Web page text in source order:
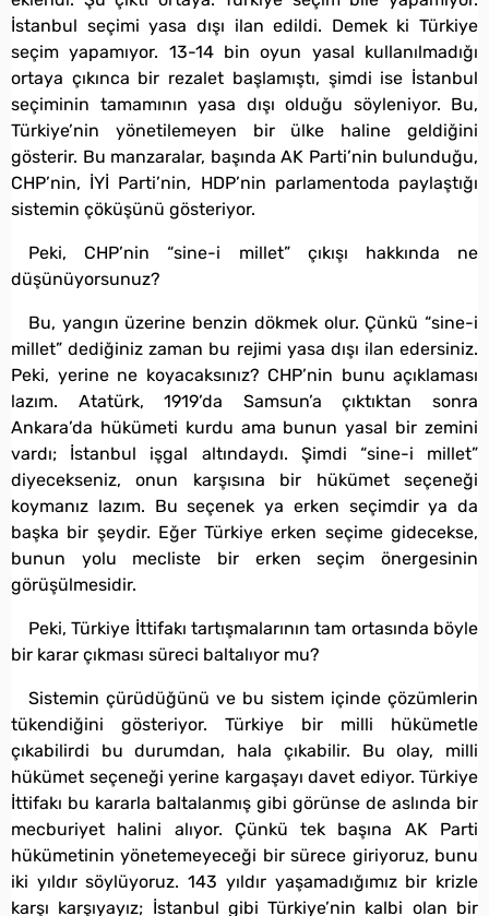
İstanbul seçimi yasa dışı ilan edildi. Demek ki Türkiye
seçim yapamıyor. 13-14 bin oyun yasal kullanılmadığı
ortaya çıkınca bir rezalet başlamıştı, şimdi ise İstanbul
seçiminin tamamının yasa dışı olduğu söyleniyor. Bu,
Türkiye’nin yönetilemeyen bir ülke haline geldiğini
gösterir. Bu manzaralar, başında AK Parti’nin bulunduğu,
CHP’nin, İYİ Parti’nin, HDP’nin parlamentoda paylaştığı
sistemin çöküşünü gösteriyor.
Peki, CHP’nin “sine-i millet” çıkışı hakkında ne
düşünüyorsunuz?
Bu, yangın üzerine benzin dökmek olur. Çünkü “sine-i
millet” dediğiniz zaman bu rejimi yasa dışı ilan edersiniz.
Peki, yerine ne koyacaksınız? CHP’nin bunu açıklaması
lazım. Atatürk, 1919’da Samsun’a çıktıktan sonra
Ankara’da hükümeti kurdu ama bunun yasal bir zemini
vardı; İstanbul işgal altındaydı. Şimdi “sine-i millet”
diyecekseniz, onun karşısına bir hükümet seçeneği
koymanız lazım. Bu seçenek ya erken seçimdir ya da
başka bir şeydir. Eğer Türkiye erken seçime gidecekse,
bunun yolu mecliste bir erken seçim önergesinin
görüşülmesidir.
Peki, Türkiye İttifakı tartışmalarının tam ortasında böyle
bir karar çıkması süreci baltalıyor mu?
Sistemin çürüdüğünü ve bu sistem içinde çözümlerin
tükendiğini gösteriyor. Türkiye bir milli hükümetle
çıkabilirdi bu durumdan, hala çıkabilir. Bu olay, milli
hükümet seçeneği yerine kargaşayı davet ediyor. Türkiye
İttifakı bu kararla baltalanmış gibi görünse de aslında bir
mecburiyet halini alıyor. Çünkü tek başına AK Parti
hükümetinin yönetemeyeceği bir sürece giriyoruz, bunu
iki yıldır söylüyoruz. 143 yıldır yaşamadığımız bir krizle
karşı karşıyayız; İstanbul gibi Türkiye’nin kalbi olan bir